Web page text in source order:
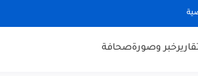
خبر وصورةصحافة